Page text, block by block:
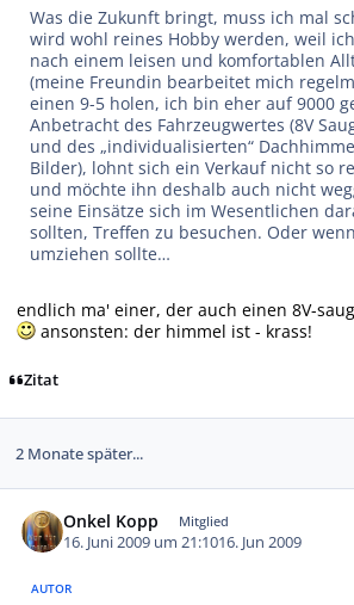
Was die Zukunft bringt, muss ich mal
wird wohl reines Hobby werden, weil
nach einem leisen und komfortablen
(meine Freundin bearbeitet mich
einen 9-5 holen, ich bin eher auf 9000
Anbetracht des Fahrzeugwertes (8V
und des „individualisierten“
Bilder), lohnt sich ein Verkauf nicht so
und möchte ihn deshalb auch nicht
seine Einsätze sich im Wesentlichen
sollten, Treffen zu besuchen. Oder
umziehen sollte…
endlich ma' einer, der auch einen 8V-
ansonsten: der himmel ist - krass!
Zitat
2 Monate später...
Onkel Kopp Mitglied
16. Juni 2009 um 21:1016. Jun 2009
AUTOR